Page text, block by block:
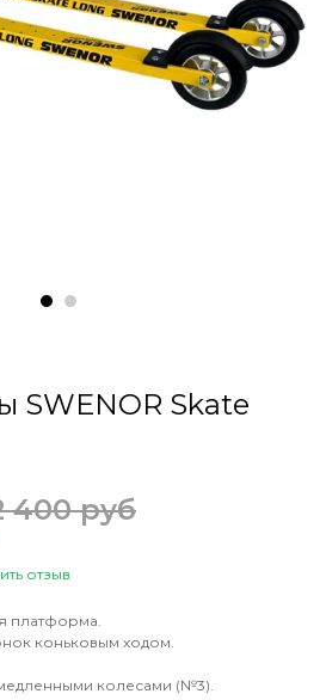
Skate
400 руб
отзыв
платформа.
коньковым ходом.
колесами (№3).